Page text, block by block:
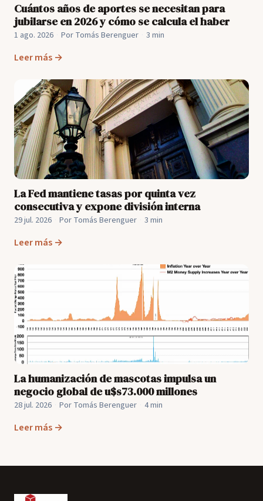
Cuántos años de aportes se necesitan para
jubilarse en 2026 y cómo se calcula el haber
1 ago. 2026 Por Tomás Berenguer 3 min
Leer más →
La Fed mantiene tasas por quinta vez
consecutiva y expone división interna
29 jul. 2026 Por Tomás Berenguer 3 min
Leer más →
La humanización de mascotas impulsa un
negocio global de u$s73.000 millones
28 jul. 2026 Por Tomás Berenguer 4 min
Leer más →